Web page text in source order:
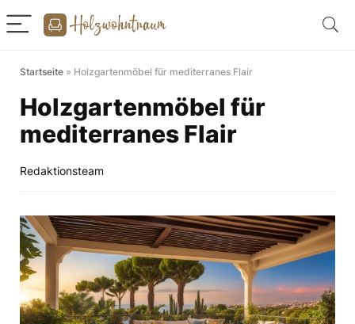
Startseite » Holzgartenmöbel für mediterranes Flair
Holzgartenmöbel für
mediterranes Flair
Redaktionsteam